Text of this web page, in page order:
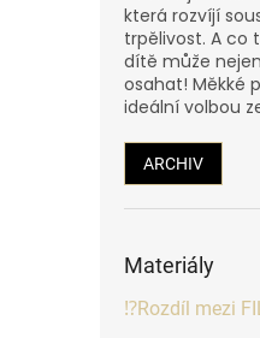
která rozvíjí
trpělivost. A co
dítě může
osahat! Měkké
ideální volbou
ARCHIV
Materiály
⁉️Rozdíl mezi